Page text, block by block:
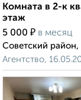
Комната в 2-к
этаж
5 000 ₽ в месяц
Советский
Агентство,